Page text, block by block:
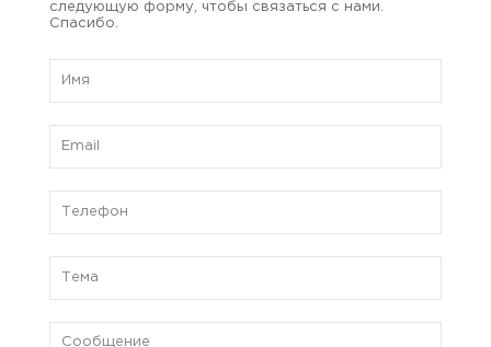
следующую форму, чтобы связаться с нами.
Спасибо.